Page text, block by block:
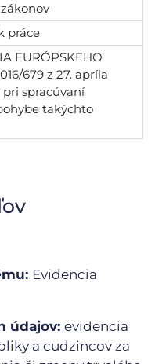
práce
EURÓPSKEHO
679 z 27. apríla
pri spracúvaní
takýchto
Evidencia
údajov: evidencia
a cudzincov za